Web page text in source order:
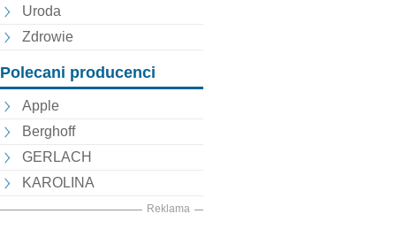
Uroda
Zdrowie
Polecani producenci
Apple
Berghoff
GERLACH
KAROLINA
Reklama